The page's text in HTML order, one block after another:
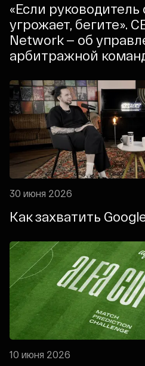
«Если
угрожает, бегите».
Network — об
арбитражной
30 июня 2026
Как захватить
10 июня 2026